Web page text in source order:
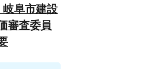
阜市建設
審査委員